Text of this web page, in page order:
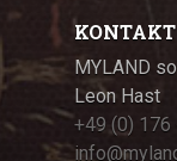
KONTAKT
MYLAND
Leon Hast
+49 (0) 176